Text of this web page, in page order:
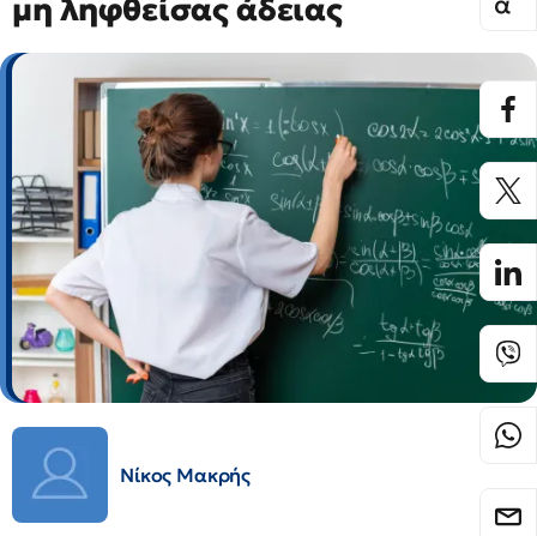
μη ληφθείσας άδειας
Νίκος Μακρής